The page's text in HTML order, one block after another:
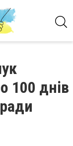
100 днів